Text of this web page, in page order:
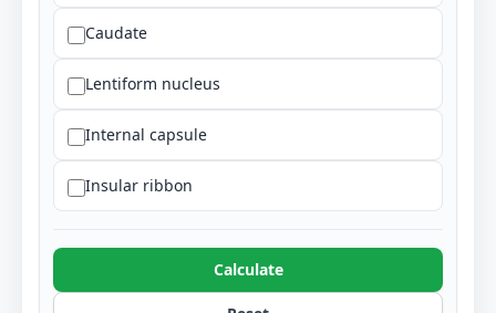
Caudate
Lentiform nucleus
Internal capsule
Insular ribbon
Calculate